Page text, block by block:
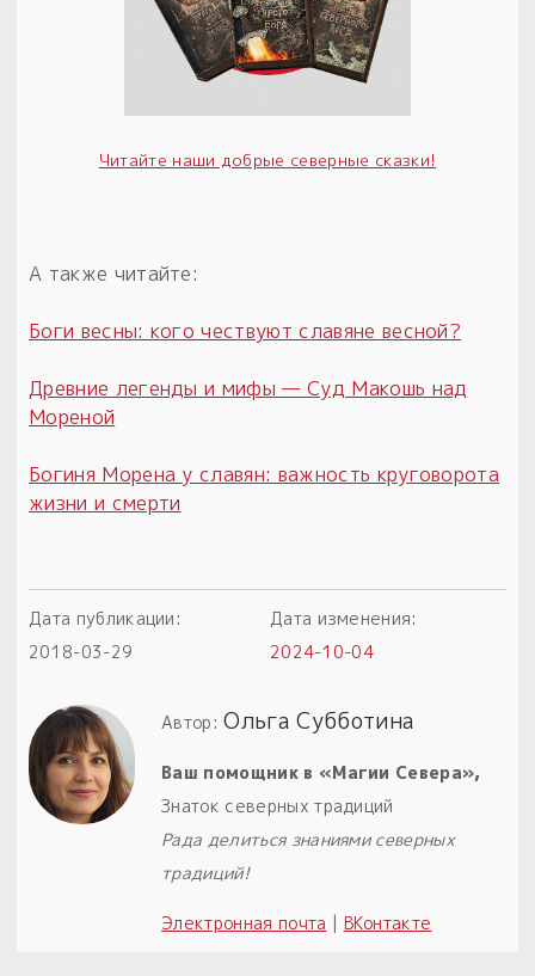
Читайте наши добрые северные сказки!
А также читайте:
Боги весны: кого чествуют славяне весной?
Древние легенды и мифы — Суд Макошь над
Мореной
Богиня Морена у славян: важность круговорота
жизни и смерти
Дата публикации:
2018-03-29
Дата изменения:
2024-10-04
Автор:Ольга Субботина
Ваш помощник в «Магии Севера»,
Знаток северных традиций
Рада делиться знаниями северных
традиций!
Электронная почта | ВКонтакте